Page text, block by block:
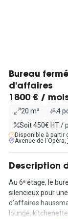
Bureau
d'affaires
1800 € /
20 m²
4
Soit 450€ HT /
Disponible à partir
Avenue de l'Opéra,
Description
Au 6ᵉ étage, le
silencieux pour
d’affaires
lounge,